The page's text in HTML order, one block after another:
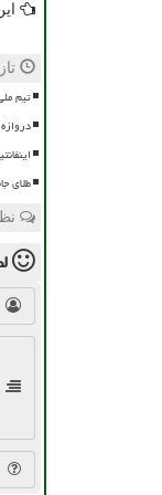
تیم
طلای